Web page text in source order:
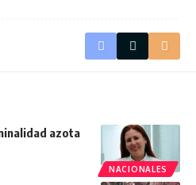
NACIONALES
azota